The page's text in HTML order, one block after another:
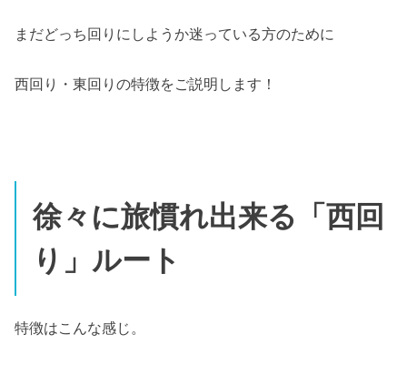
まだどっち回りにしようか迷っている方のために
西回り・東回りの特徴をご説明します！
徐々に旅慣れ出来る「西回
り」ルート
特徴はこんな感じ。